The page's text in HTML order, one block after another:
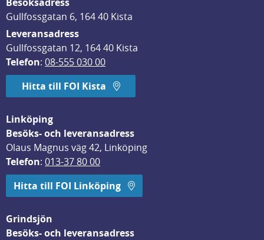
Gullfossgatan 6, 164 40 Kista
Leveransadress
Gullfossgatan 12, 164 40 Kista
Telefon: 08-555 030 00
Hitta till FOI Kista
Linköping
Besöks- och leveransadress
Olaus Magnus väg 42, Linköping
Telefon: 013-37 80 00
Hitta till FOI Linköping
Grindsjön
Besöks- och leveransadress